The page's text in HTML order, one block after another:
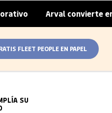
Arval convierte en
FLEET PEOPLE EN PAPEL
SU